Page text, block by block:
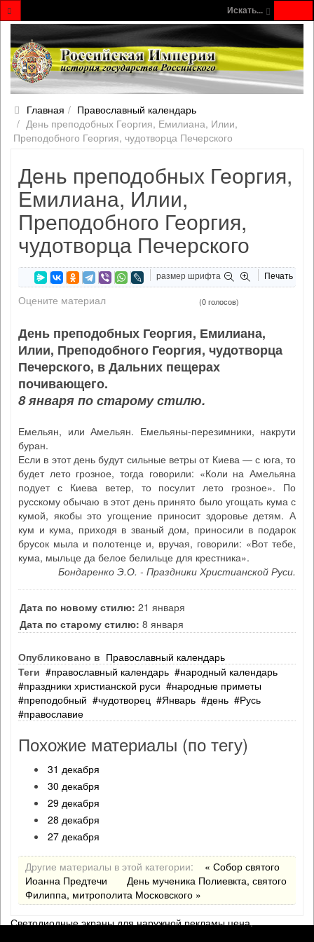
Искать...
Главная
Православный календарь
День преподобных Георгия, Емилиана, Илии,
Преподобного Георгия, чудотворца Печерского
День преподобных Георгия,
Емилиана, Илии,
Преподобного Георгия,
чудотворца Печерского
размер шрифта Печать
Оцените материал (0 голосов)
День преподобных Георгия, Емилиана,
Илии, Преподобного Георгия, чудотворца
Печерского, в Дальних пещерах
почивающего.
8 января по старому стилю.
Емельян, или Амельян. Емельяны-перезимники, накрути
буран.
Если в этот день будут сильные ветры от Киева — с юга, то
будет лето грозное, тогда говорили: «Коли на Амельяна
подует с Киева ветер, то посулит лето грозное». По
русскому обычаю в этот день принято было угощать кума с
кумой, якобы это угощение приносит здоровье детям. А
кум и кума, приходя в званый дом, приносили в подарок
брусок мыла и полотенце и, вручая, говорили: «Вот тебе,
кума, мыльце да белое белильце для крестника».
Бондаренко Э.О. - Праздники Христианской Руси.
Дата по новому стилю: 21 января
Дата по старому стилю: 8 января
Опубликовано в Православный календарь
Теги
православный календарь
народный календарь
праздники христианской руси
народные приметы
преподобный
чудотворец Январь день
Русь
православие
Похожие материалы (по тегу)
31 декабря
30 декабря
29 декабря
28 декабря
27 декабря
Другие материалы в этой категории:
« Собор святого
Иоанна Предтечи
День мученика Полиевкта, святого
Филиппа, митрополита Московского »
Светодиодные экраны для наружной рекламы цена.